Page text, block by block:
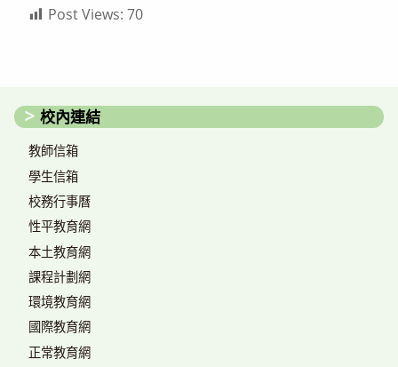
Post Views: 70
校內連結
教師信箱
學生信箱
校務行事曆
性平教育網
本土教育網
課程計劃網
環境教育網
國際教育網
正常教育網